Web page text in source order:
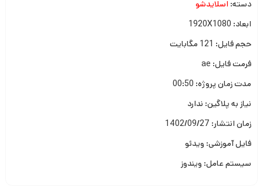
دسته: اسلایدشو
ابعاد: 1920X1080
حجم فایل: 121 مگابایت
فرمت فایل: ae
مدت زمان پروژه: 00:50
نیاز به پلاگین: ندارد
زمان انتشار: 1402/09/27
فایل آموزشی: ویدئو
سیستم عامل: ویندوز